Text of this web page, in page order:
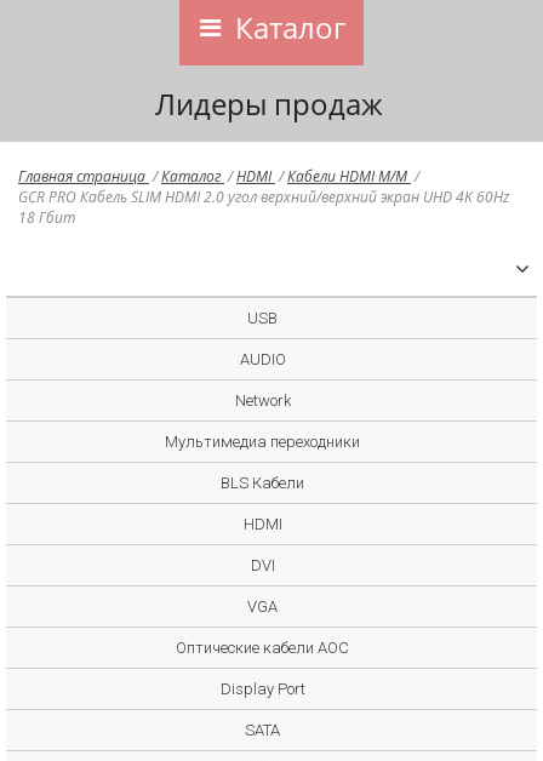
Каталог
Лидеры продаж
Главная страница /Каталог /HDMI /Кабели HDMI M/M /
GCR PRO Кабель SLIM HDMI 2.0 угол верхний/верхний экран UHD 4K 60Hz
18 Гбит
USB
AUDIO
Network
Мультимедиа переходники
BLS Кабели
HDMI
DVI
VGA
Оптические кабели AOC
Display Port
SATA